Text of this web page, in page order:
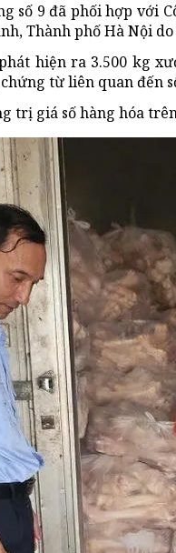
số 9 đã phối hợp với
Thành phố Hà Nội
hiện ra 3.500 kg
từ liên quan đến
trị giá số hàng hóa